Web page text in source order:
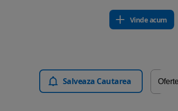
Vinde acum
Salveaza Cautarea